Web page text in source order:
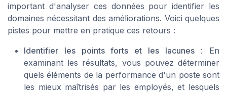
important d'analyser ces données pour identifier les
domaines nécessitant des améliorations. Voici quelques
pistes pour mettre en pratique ces retours :
Identifier les points forts et les lacunes: En
examinant les résultats, vous pouvez déterminer
quels éléments de la performance d'un poste sont
les mieux maîtrisés par les employés, et lesquels